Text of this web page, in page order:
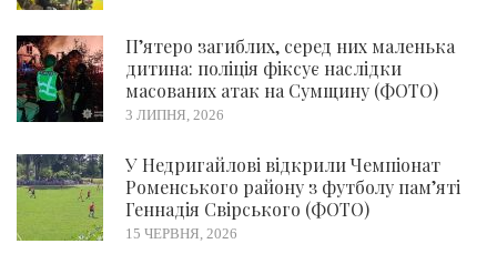
П’ятеро загиблих, серед них маленька
дитина: поліція фіксує наслідки
масованих атак на Сумщину (ФОТО)
3 ЛИПНЯ, 2026
У Недригайлові відкрили Чемпіонат
Роменського району з футболу пам’яті
Геннадія Свірського (ФОТО)
15 ЧЕРВНЯ, 2026